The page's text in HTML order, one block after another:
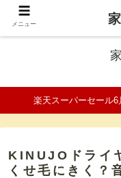
ファミリ
楽天スーパーセール6
KINUJOドライ
くせ毛にきく？
メニュー